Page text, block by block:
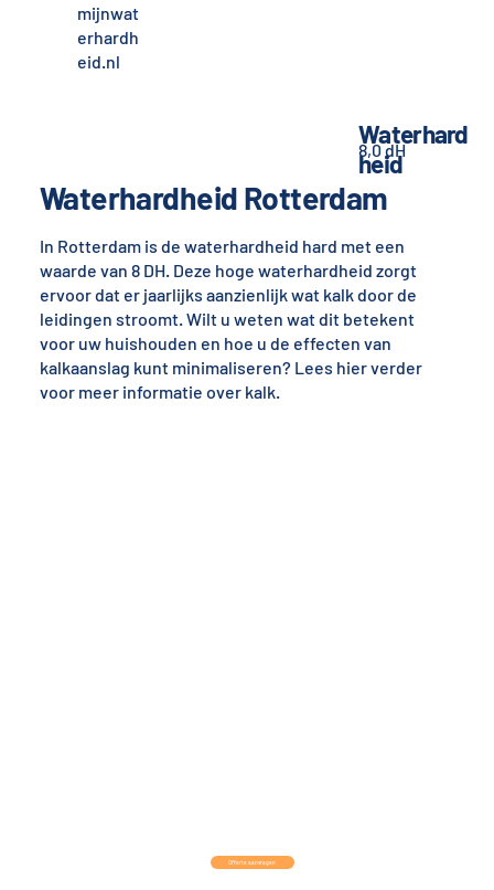
mijnwat
erhardh
eid.nl
Waterhardheid Rotterdam
In Rotterdam is de waterhardheid hard met een
waarde van 8 DH. Deze hoge waterhardheid zorgt
ervoor dat er jaarlijks aanzienlijk wat kalk door de
leidingen stroomt. Wilt u weten wat dit betekent
voor uw huishouden en hoe u de effecten van
kalkaanslag kunt minimaliseren? Lees hier verder
voor meer informatie over kalk.
Waterhard
heid
8,0 dH
Offerte aanvragen